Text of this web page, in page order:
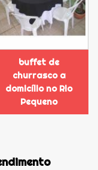
buffet de
churrasco a
domicílio no Rio
Pequeno